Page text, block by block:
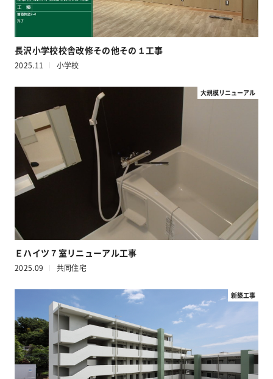
長沢小学校校舎改修その他その１工事
2025.11 小学校
大規模リニューアル
Ｅハイツ７室リニューアル工事
2025.09 共同住宅
新築工事